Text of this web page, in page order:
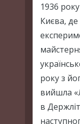
1936
Києва, де
року з
вийшла
в